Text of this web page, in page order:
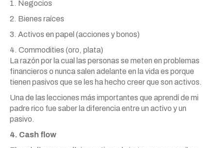
1. Negocios
2. Bienes raíces
3. Activos en papel (acciones y bonos)
4. Commodities (oro, plata)
La razón por la cual las personas se meten en problemas
financieros o nunca salen adelante en la vida es porque
tienen pasivos que se les ha hecho creer que son activos.
Una de las lecciones más importantes que aprendí de mi
padre rico fue saber la diferencia entre un activo y un
pasivo.
4. Cash flow